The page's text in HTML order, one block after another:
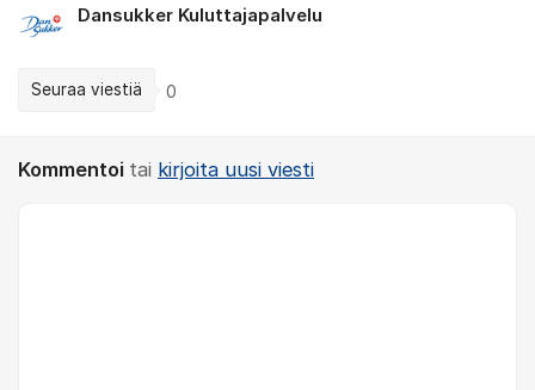
Dansukker Kuluttajapalvelu
Seuraa viestiä 0
Kommentoi tai kirjoita uusi viesti